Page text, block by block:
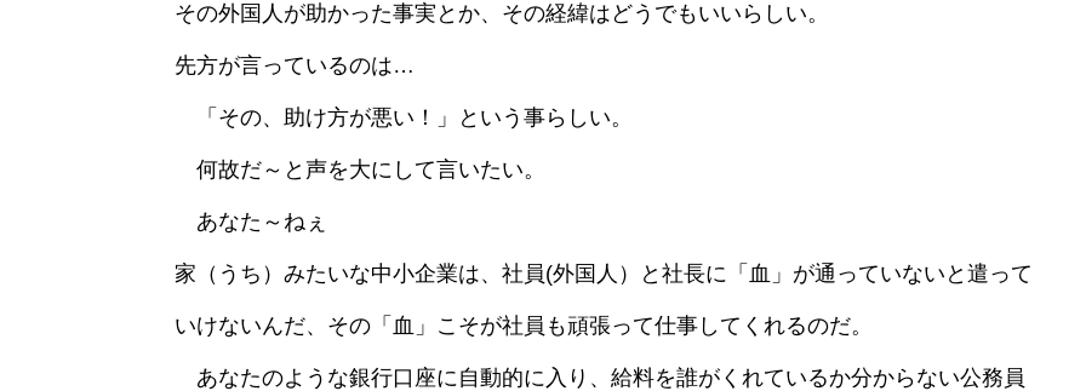
その外国人が助かった事実とか、その経緯はどうでもいいらしい。
先方が言っているのは…
「その、助け方が悪い！」という事らしい。
何故だ～と声を大にして言いたい。
あなた～ねぇ
家（うち）みたいな中小企業は、社員(外国人）と社長に「血」が通っていないと遣って
いけないんだ、その「血」こそが社員も頑張って仕事してくれるのだ。
あなたのような銀行口座に自動的に入り、給料を誰がくれているか分からない公務員